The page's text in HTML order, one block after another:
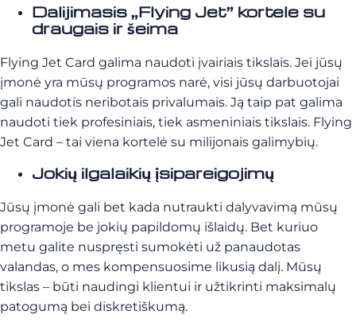
Dalijimasis „Flying Jet” kortele su
draugais ir šeima
Flying Jet Card galima naudoti įvairiais tikslais. Jei jūsų
įmonė yra mūsų programos narė, visi jūsų darbuotojai
gali naudotis neribotais privalumais. Ją taip pat galima
naudoti tiek profesiniais, tiek asmeniniais tikslais. Flying
Jet Card – tai viena kortelė su milijonais galimybių.
Jokių ilgalaikių įsipareigojimų
Jūsų įmonė gali bet kada nutraukti dalyvavimą mūsų
programoje be jokių papildomų išlaidų. Bet kuriuo
metu galite nuspręsti sumokėti už panaudotas
valandas, o mes kompensuosime likusią dalį. Mūsų
tikslas – būti naudingi klientui ir užtikrinti maksimalų
patogumą bei diskretiškumą.